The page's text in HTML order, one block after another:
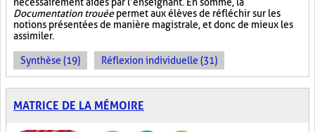
Documentation trouéepermet aux élèves de réfléchir sur les
notions présentées de manière magistrale, et donc de mieux les
assimiler.
Synthèse (19) Réflexion individuelle (31)
MATRICE DE LA MÉMOIRE